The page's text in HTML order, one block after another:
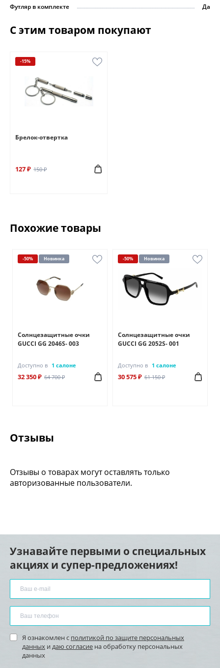
Футляр в комплекте
Да
С этим товаром покупают
-15%
Брелок-отвертка
127 ₽ 150 ₽
Похожие товары
-50% Новинка
Солнцезащитные очки
GUCCI GG 2046S- 003
Доступно в 1 салоне
32 350 ₽ 64 700 ₽
-50% Новинка
Солнцезащитные очки
GUCCI GG 2052S- 001
Доступно в 1 салоне
30 575 ₽ 61 150 ₽
Отзывы
Отзывы о товарах могут оставлять только
авторизованные пользователи.
Узнавайте первыми о специальных
акциях и супер-предложениях!
Я ознакомлен с политикой по защите персональных
данных и даю согласие на обработку персональных
данных